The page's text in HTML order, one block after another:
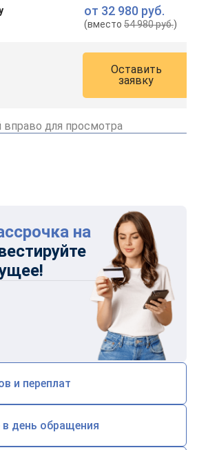
от 32 980 руб.
(вместо54 980 руб.)
Оставить
заявку
вправо для просмотра
на
и переплат
день обращения